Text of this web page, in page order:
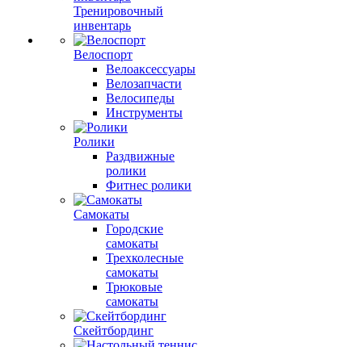
Тренировочный
инвентарь
Велоспорт
Велоаксессуары
Велозапчасти
Велосипеды
Инструменты
Ролики
Раздвижные
ролики
Фитнес ролики
Самокаты
Городские
самокаты
Трехколесные
самокаты
Трюковые
самокаты
Скейтбординг